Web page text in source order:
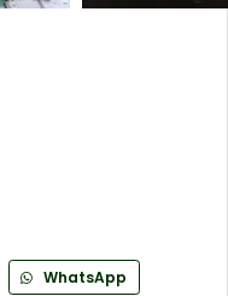
WhatsApp